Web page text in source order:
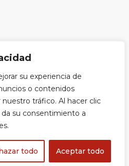
su experiencia de
o contenidos
nuestro tráfico. Al hacer clic
su consentimiento a
todo Aceptar todo